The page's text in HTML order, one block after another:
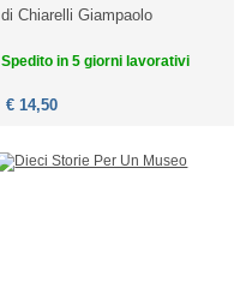
diChiarelli Giampaolo
Spedito in 5 giorni lavorativi
€ 14,50